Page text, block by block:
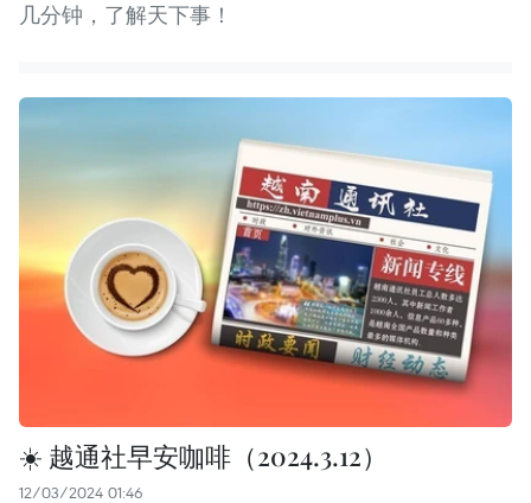
几分钟，了解天下事！
☀️ 越通社早安咖啡（2024.3.12）
12/03/2024 01:46